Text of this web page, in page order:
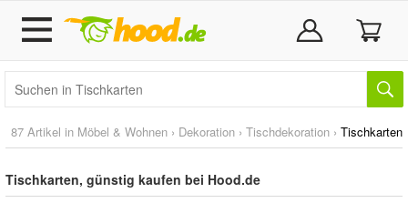
87 Artikel in Möbel & Wohnen › Dekoration › Tischdekoration › Tischkarten
Tischkarten, günstig kaufen bei Hood.de